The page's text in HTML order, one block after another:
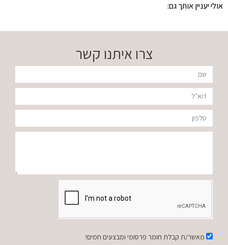
לגבר
250
מ"ל
אולי יעניין אותך גם:
צרו איתנו קשר
שם
דוא"ל
טלפון
אישורמאשר/ת קבלת חומר פרסומי ומבצעים חמים!